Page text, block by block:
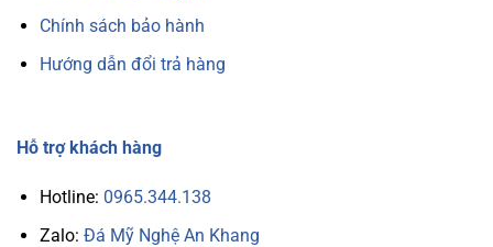
Chính sách bảo hành
Hướng dẫn đổi trả hàng
Hỗ trợ khách hàng
Hotline: 0965.344.138
Zalo: Đá Mỹ Nghệ An Khang